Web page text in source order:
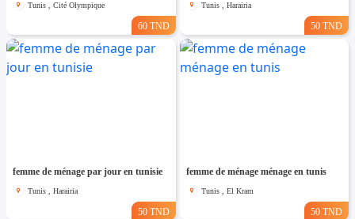
Tunis , Cité Olympique
60 TND
Tunis , Harairia
50 TND
femme de ménage par jour en tunisie
Tunis , Harairia
50 TND
femme de ménage ménage en tunis
Tunis , El Kram
50 TND